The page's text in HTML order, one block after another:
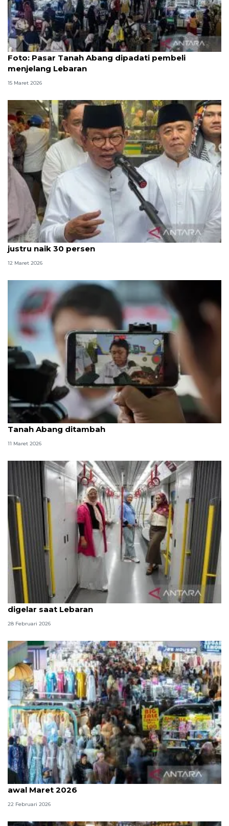
Foto
Foto: Pasar Tanah Abang dipadati pembeli
menjelang Lebaran
15 Maret 2026
Diisukan sepi, penjualan di Pasar Tanah Abang
justru naik 30 persen
12 Maret 2026
Libur Lebaran, perjalanan kereta Rangkasbitung-
Tanah Abang ditambah
11 Maret 2026
Hijab Fashion Show hingga Jakarta Water Fountain
digelar saat Lebaran
28 Februari 2026
Lonjakan pengunjung Tanah Abang diprakirakan
awal Maret 2026
22 Februari 2026